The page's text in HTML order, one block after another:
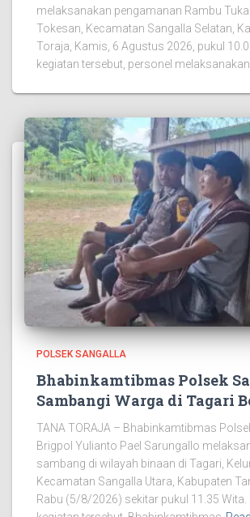
melaksanakan pengamanan Rambu
Tokesan, Kecamatan Sangalla Selatan,
Toraja, Kamis, 6 Agustus 2026, pukul
kegiatan tersebut, personel melaksanakan
POLSEK SANGALLA
Bhabinkamtibmas Polsek
Sambangi Warga di Tagari
TANA TORAJA – Bhabinkamtibmas
Brigpol Yulianto Pael Sarungallo
sambang di wilayah binaan di Tagari,
Kecamatan Sangalla Utara, Kabupaten
Rabu (5/8/2026) sekitar pukul 11.35 Wita.